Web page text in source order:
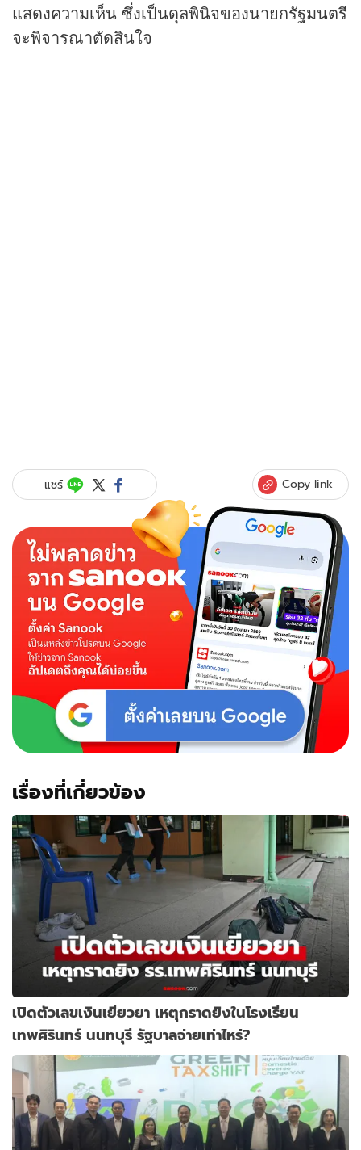
แสดงความเห็น ซึ่งเป็นดุลพินิจของนายกรัฐมนตรี
จะพิจารณาตัดสินใจ
แชร์ Copy link
เรื่องที่เกี่ยวข้อง
เปิดตัวเลขเงินเยียวยา เหตุกราดยิงในโรงเรียน
เทพศิรินทร์ นนทบุรี รัฐบาลจ่ายเท่าไหร่?